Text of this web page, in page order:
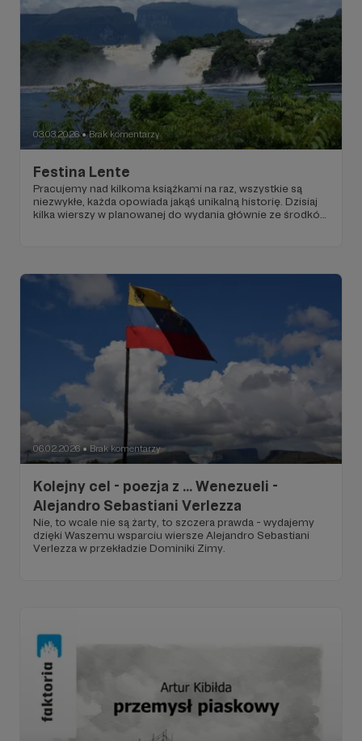
03.03.2026 ● Brak komentarzy
Festina Lente
Pracujemy nad kilkoma książkami na raz, wszystkie są
niezwykłe, każda opowiada jakąś unikalną historię. Dzisiaj
kilka wierszy w planowanej do wydania głównie ze środków
06.02.2026 ● Brak komentarzy
Kolejny cel - poezja z ... Wenezueli -
Alejandro Sebastiani Verlezza
Nie, to wcale nie są żarty, to szczera prawda - wydajemy
dzięki Waszemu wsparciu wiersze Alejandro Sebastiani
Verlezza w przekładzie Dominiki Zimy.